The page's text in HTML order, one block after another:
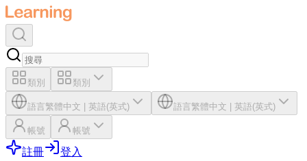
類別 類別
語言繁體中文 英語(英式) 語言繁體中文 英語(英式)
帳號 帳號
註冊 登入